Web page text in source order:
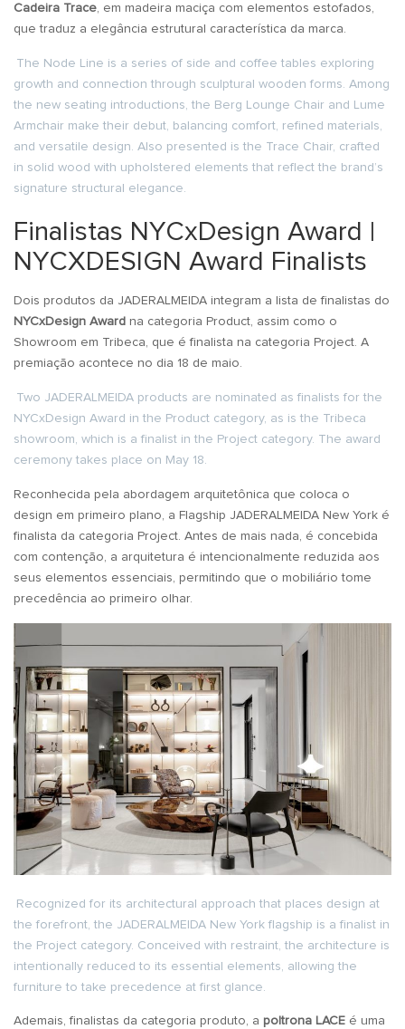
Cadeira Trace , em madeira maciça com elementos estofados,
que traduz a elegância estrutural característica da marca.
The Node Line is a series of side and coffee tables exploring
growth and connection through sculptural wooden forms. Among
the new seating introductions, the Berg Lounge Chair and Lume
Armchair make their debut, balancing comfort, refined materials,
and versatile design. Also presented is the Trace Chair, crafted
in solid wood with upholstered elements that reflect the brand’s
signature structural elegance.
Finalistas NYCxDesign Award |
NYCXDESIGN Award Finalists
Dois produtos da JADERALMEIDA integram a lista de finalistas do
NYCxDesign Award na categoria Product, assim como o
Showroom em Tribeca, que é finalista na categoria Project. A
premiação acontece no dia 18 de maio.
Two JADERALMEIDA products are nominated as finalists for the
NYCxDesign Award in the Product category, as is the Tribeca
showroom, which is a finalist in the Project category. The award
ceremony takes place on May 18.
Reconhecida pela abordagem arquitetônica que coloca o
design em primeiro plano, a Flagship JADERALMEIDA New York é
finalista da categoria Project. Antes de mais nada, é concebida
com contenção, a arquitetura é intencionalmente reduzida aos
seus elementos essenciais, permitindo que o mobiliário tome
precedência ao primeiro olhar.
Recognized for its architectural approach that places design at
the forefront, the JADERALMEIDA New York flagship is a finalist in
the Project category. Conceived with restraint, the architecture is
intentionally reduced to its essential elements, allowing the
furniture to take precedence at first glance.
Ademais, finalistas da categoria produto, a poltrona LACE é uma